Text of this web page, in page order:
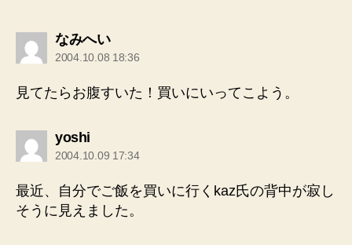
なみへいの
発
2004.10.08 18:36
見てたらお腹すいた！買いにいってこよう。
yoshiの
発
2004.10.09 17:34
最近、自分でご飯を買いに行くkaz氏の背中が寂し
そうに見えました。